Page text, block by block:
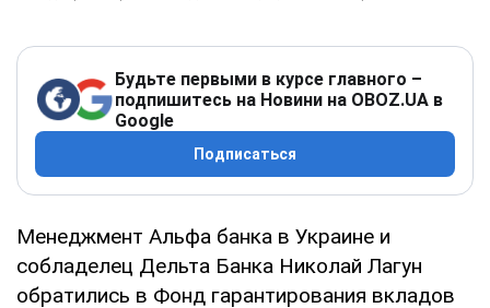
Будьте первыми в курсе главного –
подпишитесь на Новини на OBOZ.UA в
Google
Подписаться
Менеджмент Альфа банка в Украине и
собладелец Дельта Банка Николай Лагун
обратились в Фонд гарантирования вкладов